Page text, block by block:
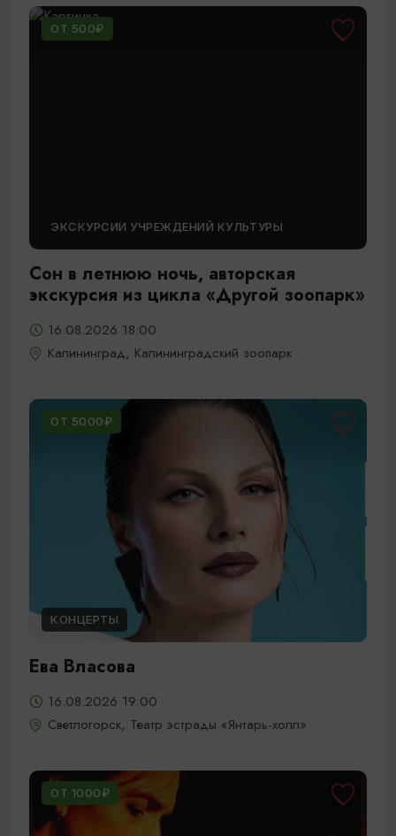
ОТ 500₽
ЭКСКУРСИИ УЧРЕЖДЕНИЙ КУЛЬТУРЫ
Сон в летнюю ночь, авторская
экскурсия из цикла «Другой зоопарк»
16.08.2026 18:00
Калининград, Калининградский зоопарк
ОТ 5000₽
КОНЦЕРТЫ
Ева Власова
16.08.2026 19:00
Светлогорск, Театр эстрады «Янтарь-холл»
ОТ 1000₽